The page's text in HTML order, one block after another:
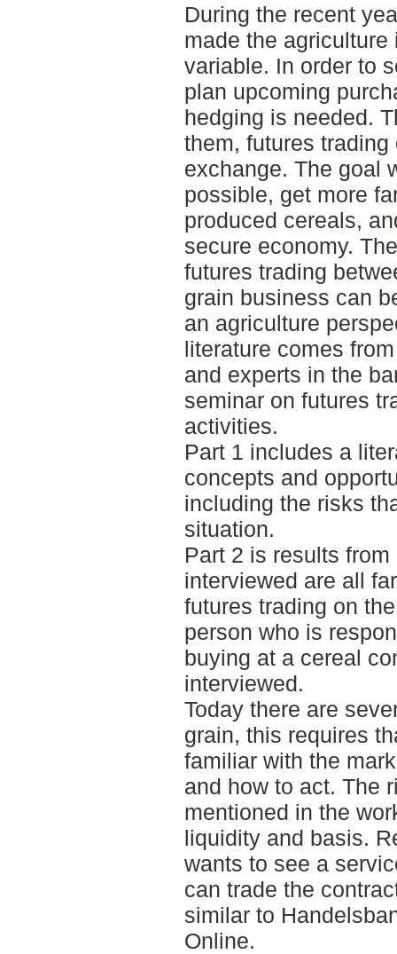
During the recent
made the agriculture
variable. In order to
plan upcoming
hedging is needed.
them, futures trading
exchange. The goal
possible, get more
produced cereals,
secure economy.
futures trading
grain business can
an agriculture
literature comes
and experts in the
seminar on futures
activities.
Part 1 includes a
concepts and
including the risks
situation.
Part 2 is results
interviewed are all
futures trading on
person who is
buying at a cereal
interviewed.
Today there are
grain, this requires
familiar with the
and how to act. The
mentioned in the
liquidity and basis.
wants to see a
can trade the
similar to
Online.